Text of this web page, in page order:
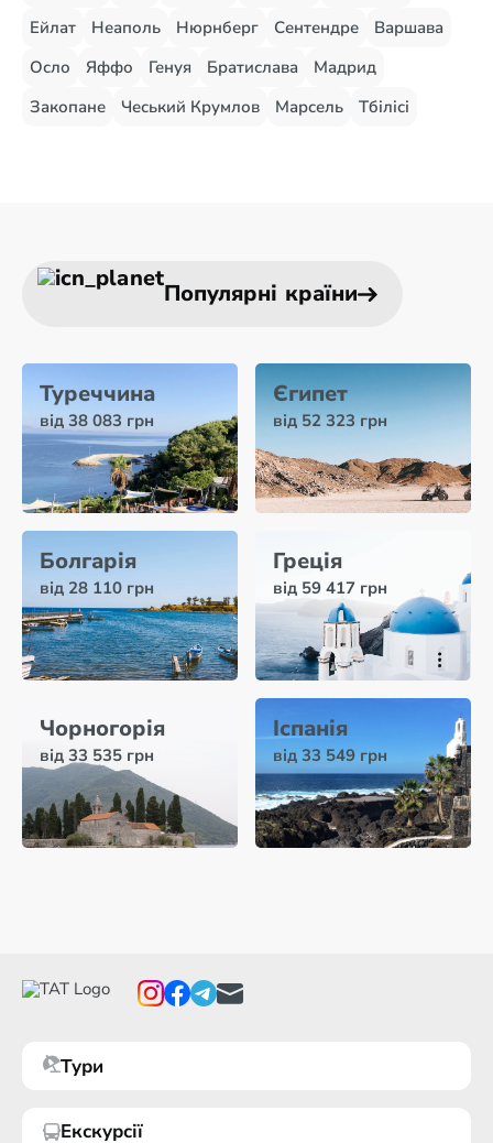
Ейлат
Неаполь Нюрнберг Сентендре
Варшава
Осло
Яффо Генуя Братислава
Мадрид
Закопане
Чеський Крумлов Марсель Тбілісі
Популярні країни
Туреччина
від 38 083 грн
Єгипет
від 52 323 грн
Болгарія
від 28 110 грн
Греція
від 59 417 грн
Чорногорія
від 33 535 грн
Іспанія
від 33 549 грн
Тури
Екскурсії